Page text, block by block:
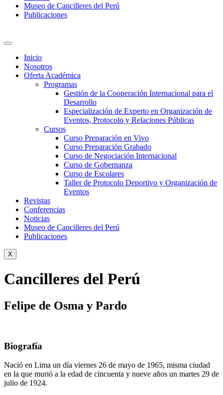
Museo de Cancilleres del Perú
Publicaciones
Inicio
Nosotros
Oferta Académica
Programas
Gestión de la Cooperación Internacional para el
Desarrollo
Especialización de Experto en Organización de
Eventos, Protocolo y Relaciones Públicas
Cursos
Curso Preparación en Vivo
Curso Preparación Grabado
Curso de Negociación Internacional
Curso de Gobernanza
Curso de Escolares
Taller de Protocolo Deportivo y Organización de
Eventos
Revistas
Conferencias
Noticias
Museo de Cancilleres del Perú
Publicaciones
X
Cancilleres del Perú
Felipe de Osma y Pardo
Biografía
Nació en Lima un día viernes 26 de mayo de 1965, misma ciudad
en la que murió a la edad de cincuenta y nueve años un martes 29 de
julio de 1924.